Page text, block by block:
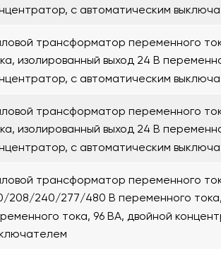
с автоматическим
трансформатор переменного
изолированный выход 24 В
с автоматическим
трансформатор переменного
изолированный выход 24 В
с автоматическим
трансформатор переменного
208/240/277/480 В переменного
тока, 96 ВА, двойной